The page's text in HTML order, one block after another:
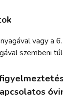
vagy a
szembeni